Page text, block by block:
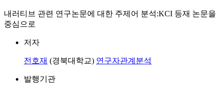
내러티브 관련 연구논문에 대한 주제어 분석:KCI 등재 논문을
중심으로
저자
전호재 (경북대학교) 연구자관계분석
발행기관